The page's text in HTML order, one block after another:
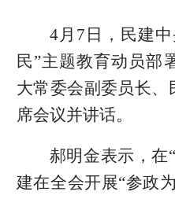
4月7日，民建
民”主题教育动员部
大常委会副委员长、
席会议并讲话。
郝明金表示，在
建在全会开展“参政